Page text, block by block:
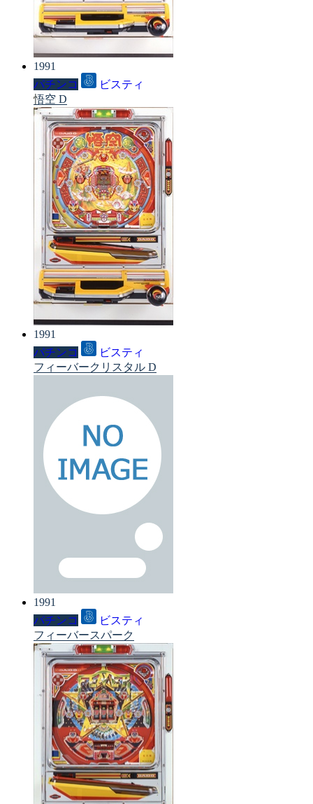
1991
パチンコ
ビスティ
悟空 D
1991
パチンコ
ビスティ
フィーバークリスタル D
1991
パチンコ
ビスティ
フィーバースパーク